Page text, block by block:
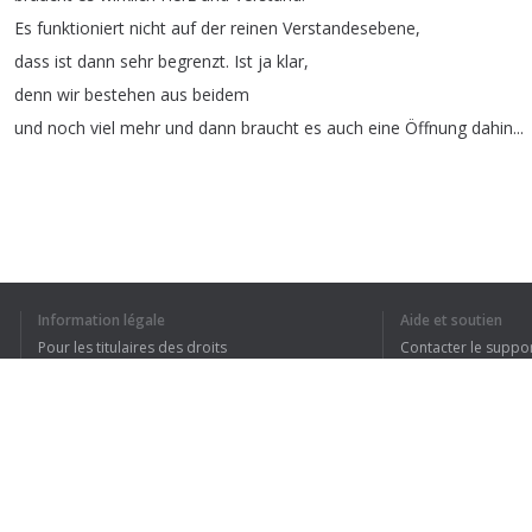
Es funktioniert nicht auf der reinen Verstandesebene,
dass ist dann sehr begrenzt. Ist ja klar,
denn wir bestehen aus beidem
und noch viel mehr und dann braucht es auch eine Öffnung dahin...
J’AI COMPRIS
Information légale
Pour les titulaires des droits
Aide et soutien
Contacter le